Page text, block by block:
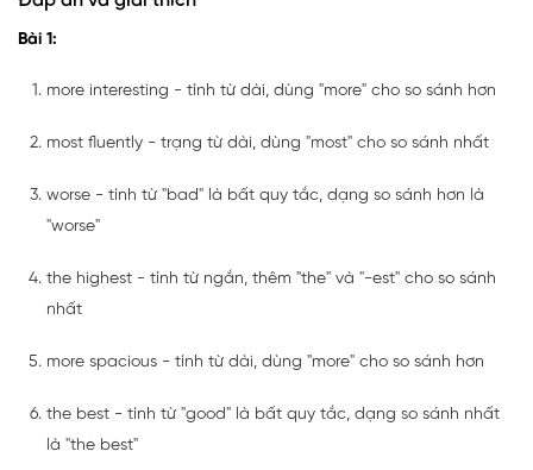
Bài 1:
more interesting - tính từ dài, dùng "more" cho so sánh hơn
most fluently - trạng từ dài, dùng "most" cho so sánh nhất
worse - tính từ "bad" là bất quy tắc, dạng so sánh hơn là
"worse"
the highest - tính từ ngắn, thêm "the" và "-est" cho so sánh
nhất
more spacious - tính từ dài, dùng "more" cho so sánh hơn
the best - tính từ "good" là bất quy tắc, dạng so sánh nhất
là "the best"